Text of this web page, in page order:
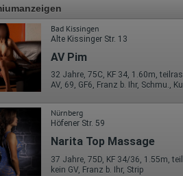
Bad Kissingen
Alte Kissinger Str. 13
AV Pim
32 Jahre, 75C, KF 34, 1.60m,
AV, 69, GF6, Franz b. Ihr, Schmu.,
Nürnberg
Höfener Str. 59
Narita Top Massage
37 Jahre, 75D, KF 34/36, 1.55m,
kein GV, Franz b. Ihr, Strip